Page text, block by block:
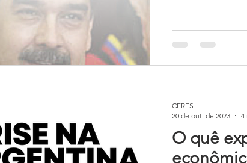
O quê
CERES
20 de out. de 2023
4